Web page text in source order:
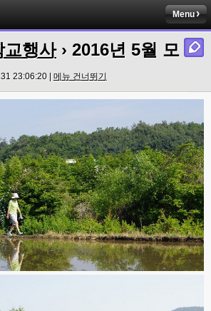
Menu
교행사› 2016년 5월 모
23:06:20 | 메뉴 건너뛰기